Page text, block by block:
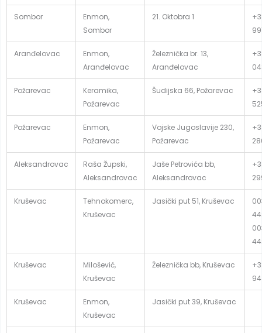
Sombor
Enmon,
Sombor
21. Oktobra 1
Aranđelovac
Enmon,
Aranđelovac
Železnička br. 13,
Aranđelovac
Požarevac
Keramika,
Požarevac
Šudijska 66, Požarevac
Požarevac
Enmon,
Požarevac
Vojske Jugoslavije 230,
Požarevac
Aleksandrovac
Raša Župski,
Aleksandrovac
Jaše Petrovića bb,
Aleksandrovac
Kruševac
Tehnokomerc,
Kruševac
Jasički put 51, Kruševac
Kruševac
Milošević,
Kruševac
Železnička bb, Kruševac
Kruševac
Enmon,
Kruševac
Jasički put 39, Kruševac